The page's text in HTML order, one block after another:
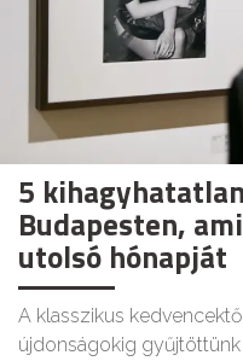
5
Budapesten,
utolsó hónapját
A klasszikus
újdonságokig gyűjtöttünk